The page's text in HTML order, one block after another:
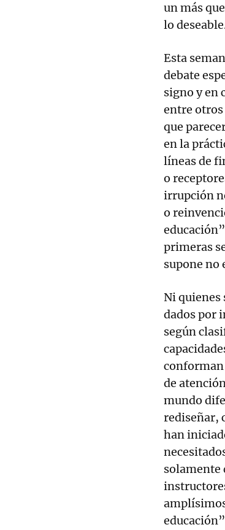
un más
lo
Esta
debate
signo y en
entre otros
que
en la
líneas de
o
irrupción
o
primeras
supone no
Ni quienes
dados por
según
conforman
de
mundo
rediseñar,
han
solamente